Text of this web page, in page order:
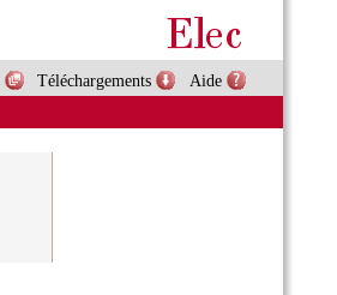
Aide
Téléchargements